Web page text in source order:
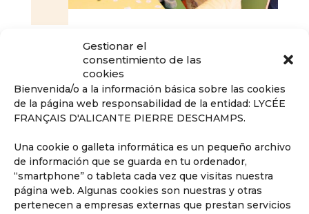
Gestionar el
consentimiento de las
cookies
Bienvenida/o a la información básica sobre las cookies
de la página web responsabilidad de la entidad: LYCÉE
FRANÇAIS D'ALICANTE PIERRE DESCHAMPS.
Una cookie o galleta informática es un pequeño archivo
de información que se guarda en tu ordenador,
“smartphone” o tableta cada vez que visitas nuestra
página web. Algunas cookies son nuestras y otras
pertenecen a empresas externas que prestan servicios